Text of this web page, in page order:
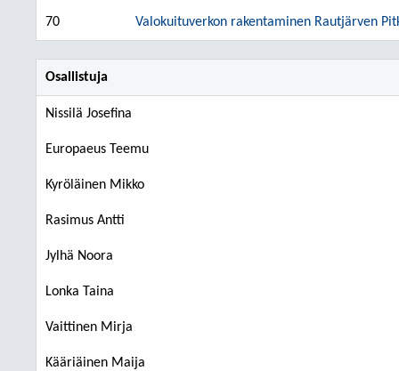
70 Valokuituverkon rakentaminen Rautjärven
Osallistuja
Nissilä Josefina
Europaeus Teemu
Kyröläinen Mikko
Rasimus Antti
Jylhä Noora
Lonka Taina
Vaittinen Mirja
Kääriäinen Maija